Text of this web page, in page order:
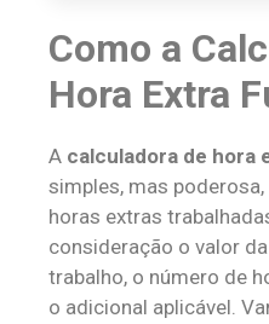
Como a
Hora Extra
A calculadora de hora
simples, mas
horas extras
consideração o valor
trabalho, o número de
o adicional aplicável.